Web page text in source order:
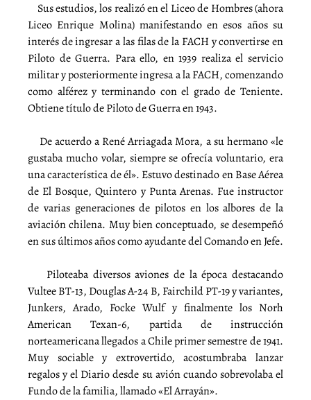
Sus estudios, los realizó en el Liceo de Hombres (ahora
Liceo Enrique Molina) manifestando en esos años su
interés de ingresar a las filas de la FACH y convertirse en
Piloto de Guerra. Para ello, en 1939 realiza el servicio
militar y posteriormente ingresa a la FACH, comenzando
como alférez y terminando con el grado de Teniente.
Obtiene título de Piloto de Guerra en 1943.
De acuerdo a René Arriagada Mora, a su hermano «le
gustaba mucho volar, siempre se ofrecía voluntario, era
una característica de él». Estuvo destinado en Base Aérea
de El Bosque, Quintero y Punta Arenas. Fue instructor
de varias generaciones de pilotos en los albores de la
aviación chilena. Muy bien conceptuado, se desempeñó
en sus últimos años como ayudante del Comando en Jefe.
Piloteaba diversos aviones de la época destacando
Vultee BT-13, Douglas A-24 B, Fairchild PT-19 y variantes,
Junkers, Arado, Focke Wulf y finalmente los Norh
American Texan-6, partida de instrucción
norteamericana llegados a Chile primer semestre de 1941.
Muy sociable y extrovertido, acostumbraba lanzar
regalos y el Diario desde su avión cuando sobrevolaba el
Fundo de la familia, llamado «El Arrayán».